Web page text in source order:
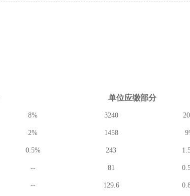
单位应缴部分
8% 3240
2% 1458
0.5% 243
-- 81
-- 129.6